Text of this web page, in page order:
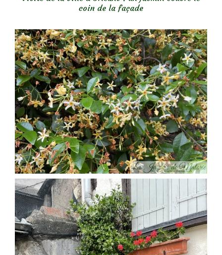
coin de la façade